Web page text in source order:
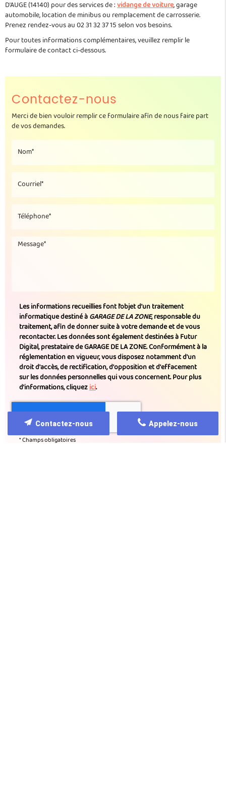
D'AUGE (14140) pour des services de :vidange de voiture, garage
automobile, location de minibus ou remplacement de carrosserie.
Prenez rendez-vous au 02 31 32 37 15 selon vos besoins.
Pour toutes informations complémentaires, veuillez remplir le
formulaire de contact ci-dessous.
Contactez-nous
Merci de bien vouloir remplir ce formulaire afin de nous faire part
de vos demandes.
Les informations recueillies font l’objet d’un traitement
informatique destiné àGARAGE DE LA ZONE, responsable du
traitement, afin de donner suite à votre demande et de vous
recontacter. Les données sont également destinées à Futur
Digital, prestataire de GARAGE DE LA ZONE. Conformément à la
réglementation en vigueur, vous disposez notamment d'un
droit d'accès, de rectification, d'opposition et d'effacement
sur les données personnelles qui vous concernent. Pour plus
d’informations, cliquezici.
*Champs obligatoires
Appelez-nous
Contactez-nous